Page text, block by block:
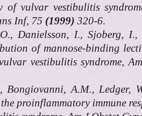
of vulvar vestibulitis
Inf, 75 (1999) 320-6.
Danielsson, I., Sjoberg, I.,
of mannose-binding
vestibulitis syndrome,
Bongiovanni, A.M., Ledger,
proinflammatory immune